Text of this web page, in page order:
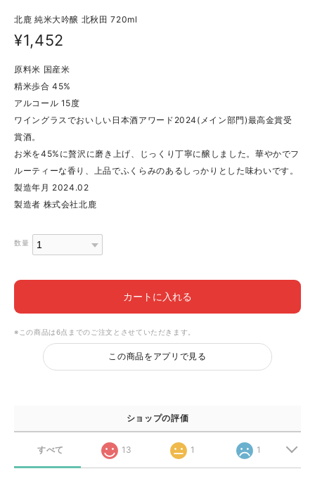
北鹿 純米大吟醸 北秋田 720ml
¥1,452
原料米 国産米
精米歩合 45%
アルコール 15度
ワイングラスでおいしい日本酒アワード2024(メイン部門)最高金賞受
賞酒。
お米を45%に贅沢に磨き上げ、じっくり丁寧に醸しました。華やかでフ
ルーティーな香り、上品でふくらみのあるしっかりとした味わいです。
製造年月 2024.02
製造者 株式会社北鹿
数量
カートに入れる
※この商品は6点までのご注文とさせていただきます。
この商品をアプリで見る
ショップの評価
すべて 13 1 1